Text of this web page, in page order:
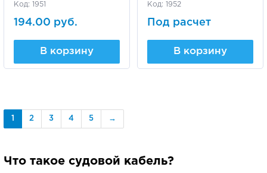
Код: 1951
194.00 руб.
В корзину
Код: 1952
Под расчет
В корзину
2 3 4 5 →
Что такое судовой кабель?